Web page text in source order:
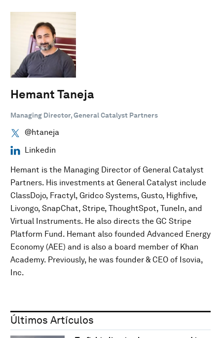
Hemant Taneja
Managing Director, General Catalyst Partners
@htaneja
Linkedin
Hemant is the Managing Director of General Catalyst
Partners. His investments at General Catalyst include
ClassDojo, Fractyl, Gridco Systems, Gusto, Highfive,
Livongo, SnapChat, Stripe, ThoughtSpot, TuneIn, and
Virtual Instruments. He also directs the GC Stripe
Platform Fund. Hemant also founded Advanced Energy
Economy (AEE) and is also a board member of Khan
Academy. Previously, he was founder & CEO of Isovia,
Inc.
Últimos Artículos